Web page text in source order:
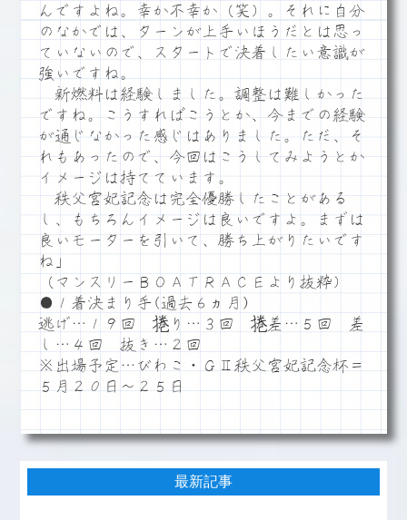
んですよね。幸か不幸か（笑）。それに自分
のなかでは、ターンが上手いほうだとは思っ
ていないので、スタートで決着したい意識が
強いですね。
新燃料は経験しました。調整は難しかった
ですね。こうすればこうとか、今までの経験
が通じなかった感じはありました。ただ、そ
れもあったので、今回はこうしてみようとか
イメージは持てています。
秩父宮妃記念は完全優勝したことがある
し、もちろんイメージは良いですよ。まずは
良いモーターを引いて、勝ち上がりたいです
ね」
（マンスリーＢＯＡＴＲＡＣＥより抜粋）
●１着決まり手(過去６ヵ月)
逃げ…１９回 捲り…３回 捲差…５回 差
し…４回 抜き…２回
※出場予定…びわこ・ＧⅡ秩父宮妃記念杯＝
５月２０日～２５日
最新記事